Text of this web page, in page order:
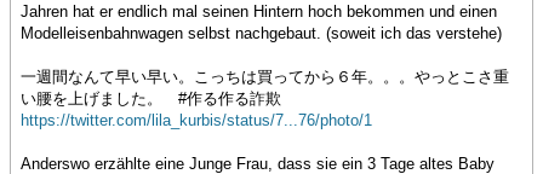
Jahren hat er endlich mal seinen Hintern hoch bekommen und einen
Modelleisenbahnwagen selbst nachgebaut. (soweit ich das verstehe)
一週間なんて早い早い。こっちは買ってから６年。。。やっとこさ重
い腰を上げました。 #作る作る詐欺
https://twitter.com/lila_kurbis/status/7...76/photo/1
Anderswo erzählte eine Junge Frau, dass sie ein 3 Tage altes Baby